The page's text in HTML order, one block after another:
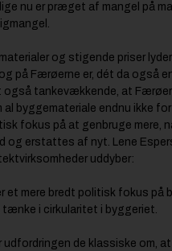
nu er præget af mangel på
og stigende priser
på Færøerne er, dét da også
også tankevækkende, at
byggemateriale endnu ikke
fokus på at genbruge mere,
og erstattes af nyt. Lene
uddyber:
et mere bredt politisk fokus
tænke i cirkularitet i byggeriet.
udfordringen de klassiske om,